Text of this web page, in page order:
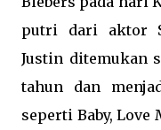
putri dari aktor
Justin ditemukan
tahun dan
seperti Baby, Love